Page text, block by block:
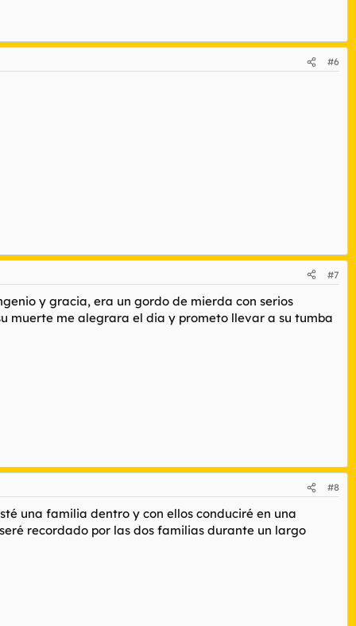
#6
#7
y gracia, era un gordo de mierda con serios
muerte me alegrara el dia y prometo llevar a su tumba
#8
una familia dentro y con ellos conduciré en una
recordado por las dos familias durante un largo